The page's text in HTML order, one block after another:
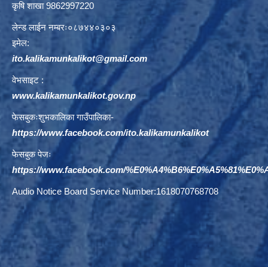
कृषि शाखा 9862997220
लेन्ड लाईन नम्बरः०८७४४०३०३
इमेल:
ito.kalikamunkalikot@gmail.com
वेभसाइट :
www.kalikamunkalikot.gov.np
फेसबुकःशुभकालिका गाउँपालिका-
https://www.facebook.com/ito.kalikamunkalikot
फेसबुक पेजः
https://www.facebook.com/
Audio Notice Board Service Number:1618070768708